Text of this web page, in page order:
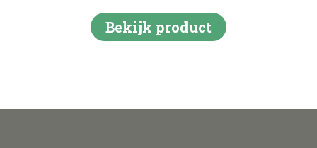
Bekijk product